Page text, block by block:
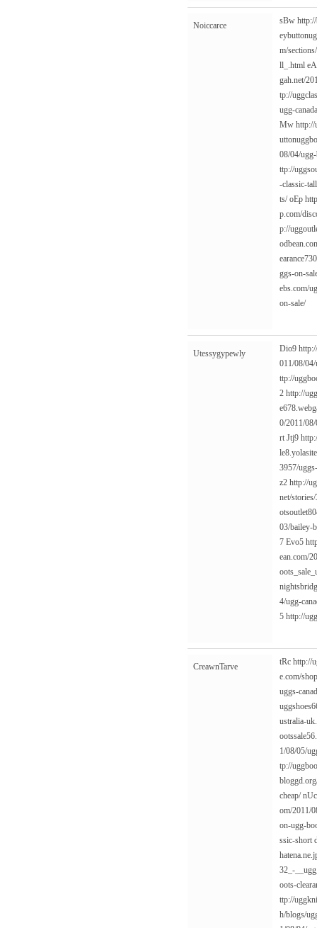
Noiccarce sBw
m/
ll_.html
gah.net/
tp://
ugg-
Mw http://
08/04/
ttp://
-classic-
ts/oEp
p.com/
p://
ggs-on-
ebs.com/
on-sale/
Utessygypewly Dio9
011/08/
ttp://
2 http://
0/2011/
rt Jtj9
3957/
z2 http://
net/
03/bailey-
7 Evo5
ean.com/
4/ugg-
5 http://
CreawnTarve tRc http://
e.com/
uggs-
ustralia-
1/08/05/
tp://
cheap/
om/2011/
on-ugg-
ssic-short
32_-
oots-
ttp://
h/blogs/